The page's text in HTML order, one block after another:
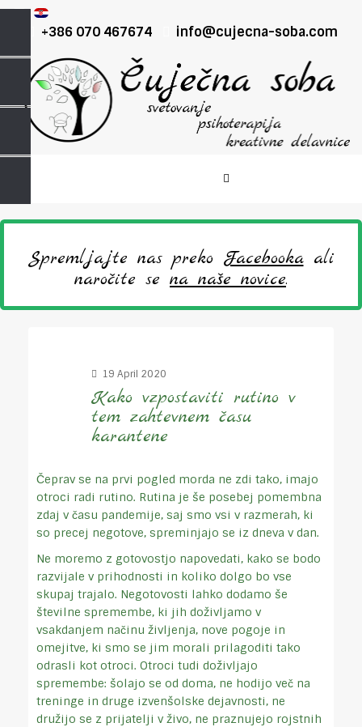
+386 070 467674 info@cujecna-soba.com
Spremljajte nas preko Facebookaali
naročite se na naše novice.
19 April 2020
Kako vzpostaviti rutino v
tem zahtevnem času
karantene
Čeprav se na prvi pogled morda ne zdi tako, imajo
otroci radi rutino. Rutina je še posebej pomembna
zdaj v času pandemije, saj smo vsi v razmerah, ki
so precej negotove, spreminjajo se iz dneva v dan.
Ne moremo z gotovostjo napovedati, kako se bodo
razvijale v prihodnosti in koliko dolgo bo vse
skupaj trajalo. Negotovosti lahko dodamo še
številne spremembe, ki jih doživljamo v
vsakdanjem načinu življenja, nove pogoje in
omejitve, ki smo se jim morali prilagoditi tako
odrasli kot otroci. Otroci tudi doživljajo
spremembe: šolajo se od doma, ne hodijo več na
treninge in druge izvenšolske dejavnosti, ne
družijo se z prijatelji v živo, ne praznujejo rojstnih